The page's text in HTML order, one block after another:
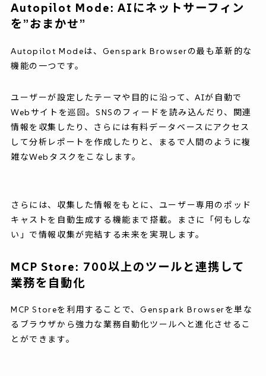
Autopilot Mode: AIにネットサーフィン
を”おまかせ”
Autopilot Modeは、Genspark Browserの最も革新的な
機能の一つです。
ユーザーが設定したテーマや目的に沿って、AIが自動で
Webサイトを巡回。SNSのフィードを読み込んだり、関連
情報を収集したり、さらには有料データベースにアクセス
して分析レポートを作成したりと、まるで人間のように複
雑なWebタスクをこなします。
さらには、収集した情報をもとに、ユーザー専用のポッド
キャストを自動生成する機能まで搭載。まさに「何もしな
い」で情報収集が完結する未来を実現します。
MCP Store: 700以上のツールと連携して
業務を自動化
MCP Storeを利用することで、Genspark Browserを単な
るブラウザから強力な業務自動化ツールへと進化させるこ
とができます。